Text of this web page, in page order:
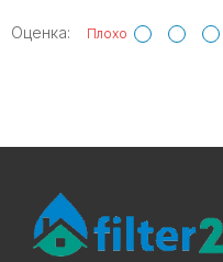
Оценка: Плохо